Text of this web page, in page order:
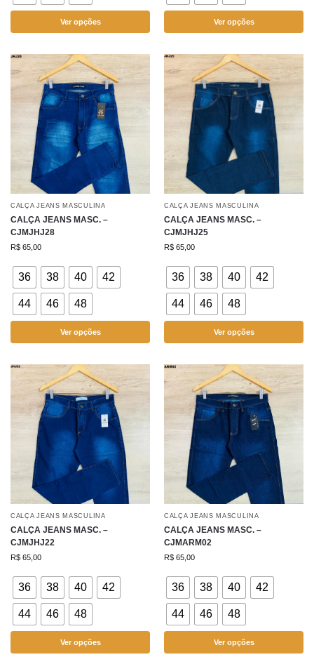
Ver opções Ver opções
CALÇA JEANS MASCULINA
CALÇA JEANS MASC. –
CJMJHJ28
R$ 65,00
36 38 40 42
44 46 48
Ver opções
CALÇA JEANS MASCULINA
CALÇA JEANS MASC. –
CJMJHJ25
R$ 65,00
36 38 40 42
44 46 48
Ver opções
CALÇA JEANS MASCULINA
CALÇA JEANS MASC. –
CJMJHJ22
R$ 65,00
36 38 40 42
44 46 48
Ver opções
CALÇA JEANS MASCULINA
CALÇA JEANS MASC. –
CJMARM02
R$ 65,00
36 38 40 42
44 46 48
Ver opções